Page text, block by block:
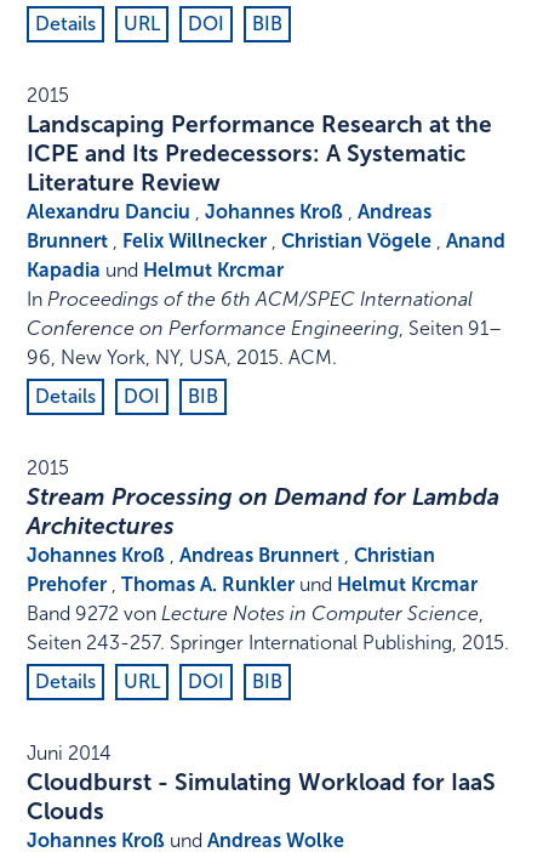
Details
URL DOI BIB
2015
Landscaping Performance Research at the
ICPE and Its Predecessors: A Systematic
Literature Review
Alexandru Danciu ,Johannes Kroß ,Andreas
Brunnert , Felix Willnecker ,Christian Vögele ,Anand
Kapadia und Helmut Krcmar
InProceedings of the 6th ACM/SPEC International
Conference on Performance Engineering, Seiten 91–
96, New York, NY, USA, 2015.ACM.
Details
DOI BIB
2015
Stream Processing on Demand for Lambda
Architectures
Johannes Kroß ,Andreas Brunnert ,Christian
Prehofer ,Thomas A. Runkler und Helmut Krcmar
Band 9272 vonLecture Notes in Computer Science,
Seiten 243-257. Springer International Publishing, 2015.
Details
URL DOI BIB
Juni 2014
Cloudburst - Simulating Workload for IaaS
Clouds
Johannes Kroß undAndreas Wolke